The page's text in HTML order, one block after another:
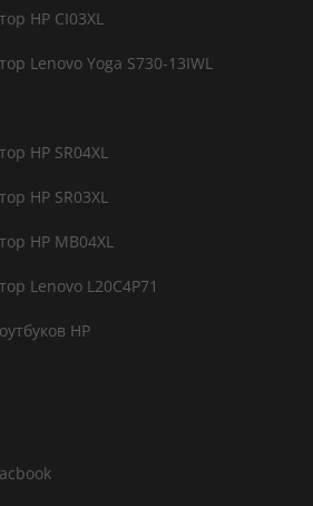
HP CI03XL
Lenovo Yoga S730-13IWL
HP SR04XL
HP SR03XL
HP MB04XL
Lenovo L20C4P71
HP